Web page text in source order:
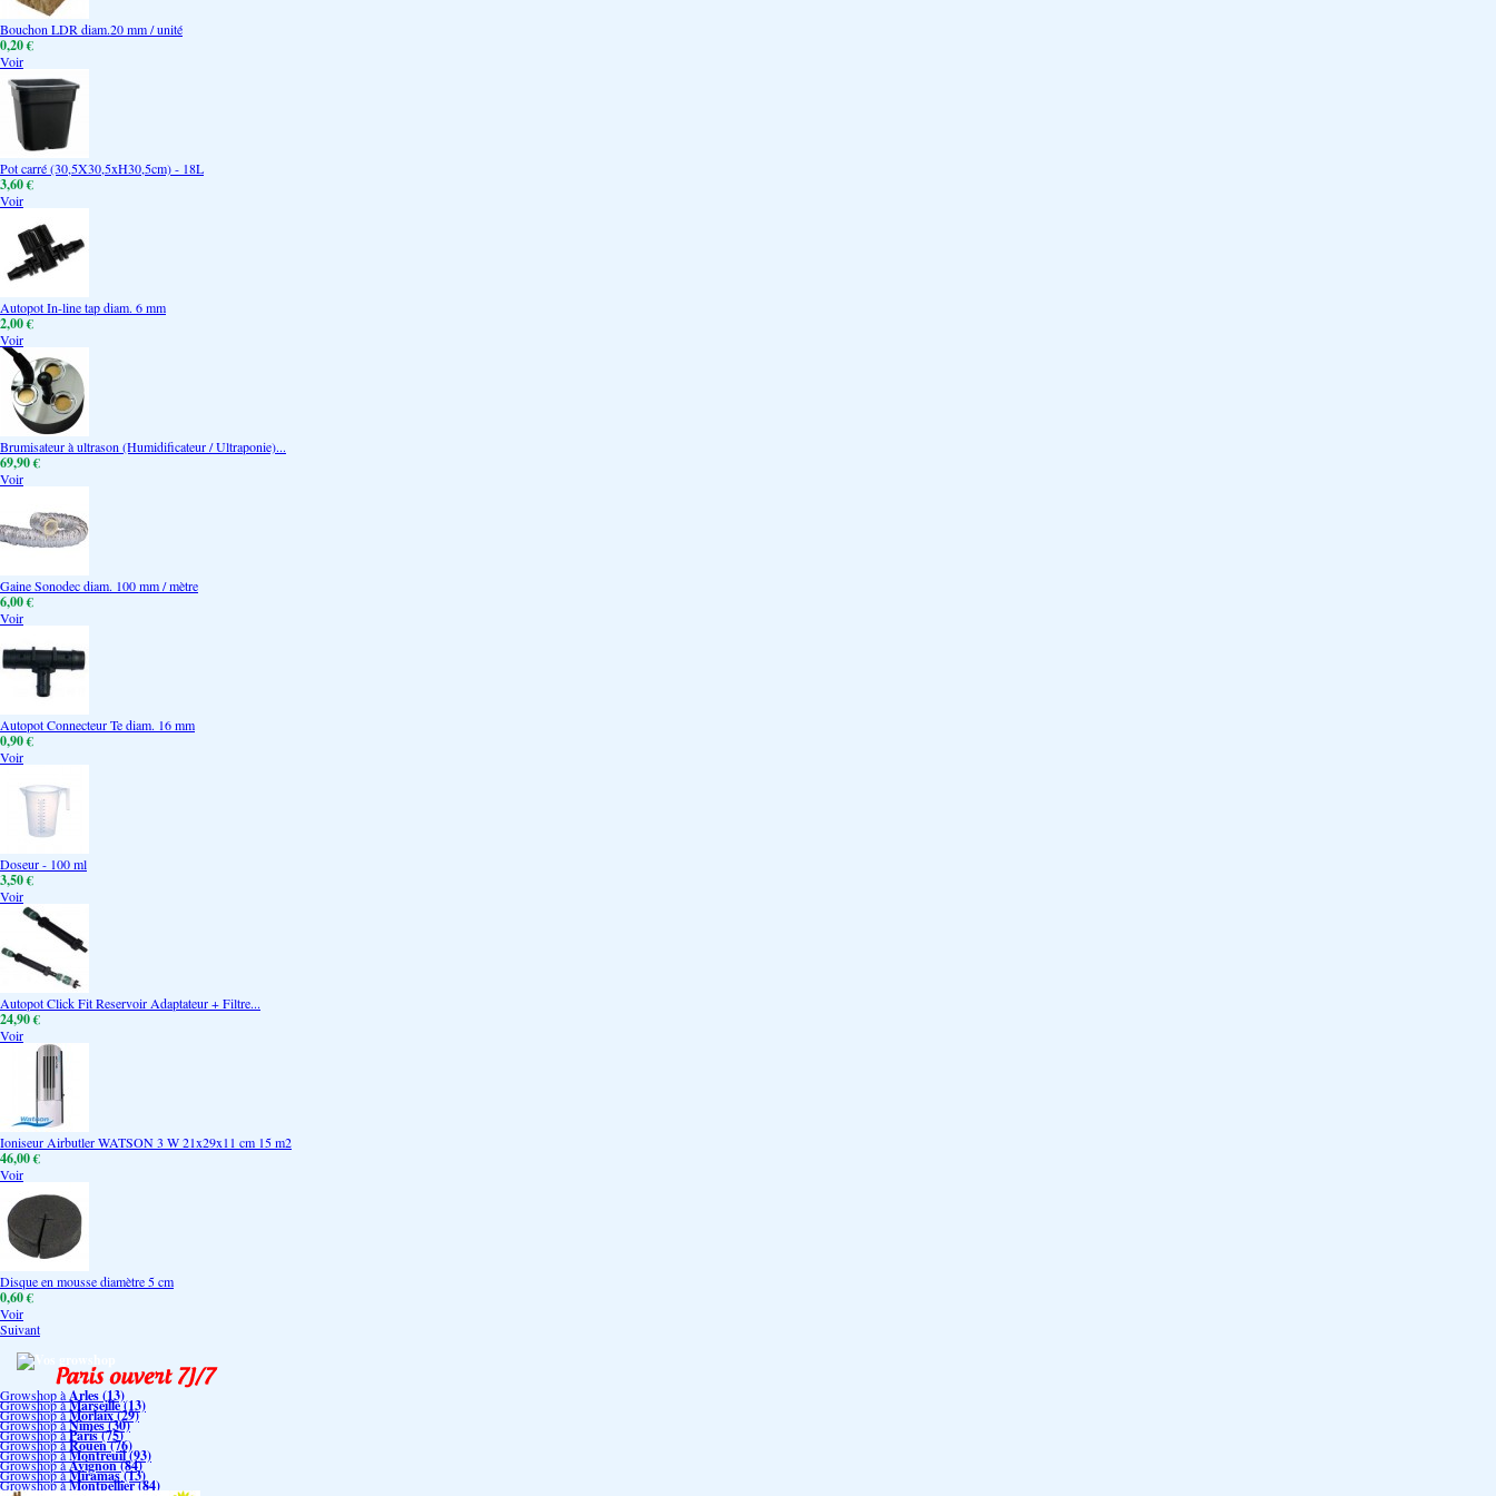
Bouchon LDR diam.20 mm / unité
0,20 €
Voir
Pot carré (30,5X30,5xH30,5cm) - 18L
3,60 €
Voir
Autopot In-line tap diam. 6 mm
2,00 €
Voir
Brumisateur à ultrason (Humidificateur / Ultraponie)...
69,90 €
Voir
Gaine Sonodec diam. 100 mm / mètre
6,00 €
Voir
Autopot Connecteur Te diam. 16 mm
0,90 €
Voir
Doseur - 100 ml
3,50 €
Voir
Autopot Click Fit Reservoir Adaptateur + Filtre...
24,90 €
Voir
Ioniseur Airbutler WATSON 3 W 21x29x11 cm 15 m2
46,00 €
Voir
Disque en mousse diamètre 5 cm
0,60 €
Voir
Suivant
Growshop àArles (13)
Growshop àMarseille (13)
Growshop àMorlaix (29)
Growshop àNimes (30)
Growshop àParis (75)
Growshop àRouen (76)
Growshop àMontreuil (93)
Growshop àAvignon (84)
Growshop àMiramas (13)
Growshop àMontpellier (84)